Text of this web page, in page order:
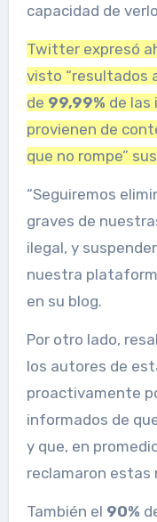
capacidad de
Twitter expresó
visto “resultados
de 99,99% de las
provienen de
que no rompe”
“Seguiremos
graves de
ilegal, y
nuestra
en su blog.
Por otro lado,
los autores de
proactivamente
informados de
y que, en
reclamaron estas
También el 90%